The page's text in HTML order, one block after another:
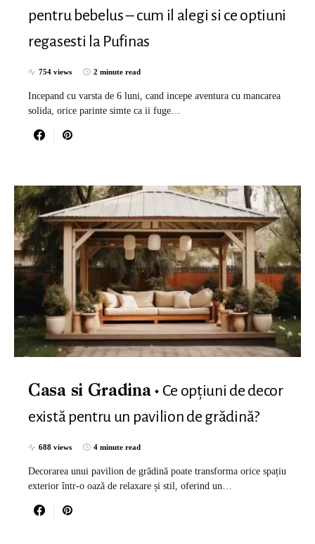
pentru bebelus – cum il alegi si ce optiuni
regasesti la Pufinas
754 views 2 minute read
Incepand cu varsta de 6 luni, cand incepe aventura cu mancarea
solida, orice parinte simte ca ii fuge…
Casa si Gradina
Ce opțiuni de decor
există pentru un pavilion de grădină?
688 views 4 minute read
Decorarea unui pavilion de grădină poate transforma orice spațiu
exterior într-o oază de relaxare și stil, oferind un…